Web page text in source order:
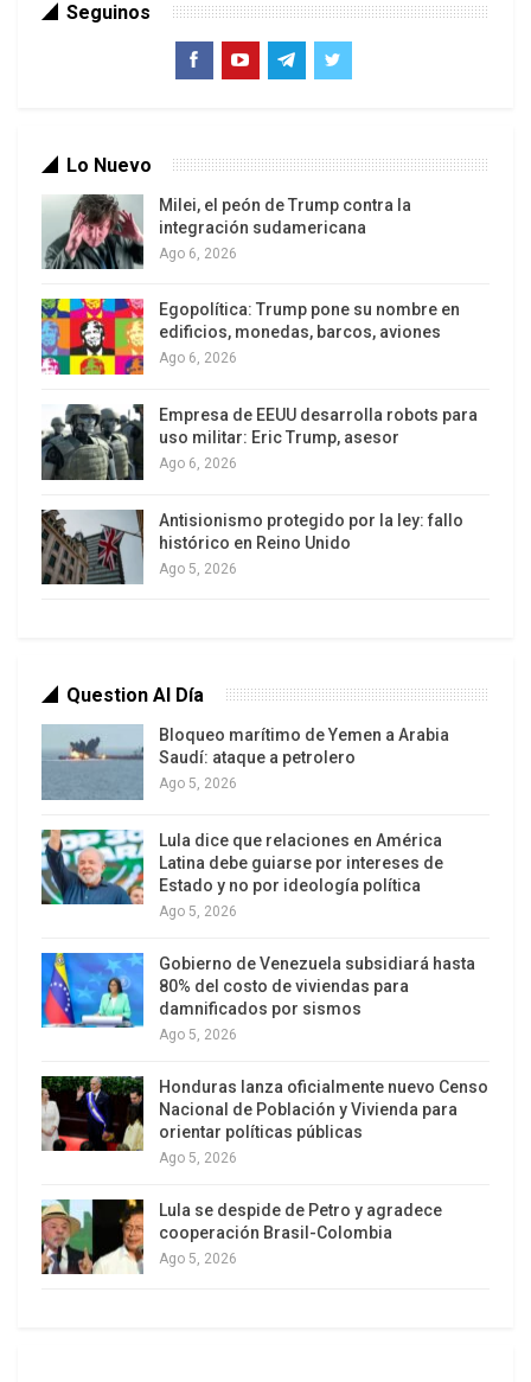
emergentes y disruptivas”. También señala la
necesidad de combatir las prácticas comerciales
de sus adversarios y/o enemigos, y define nuevas
documento– como dimensiones de tratamiento
militar.
“Abordaremos –especifica la declaración firmada
por los jefes de Estado– de acuerdo con nuestro
enfoque de 360 grados, en los dominios terrestre,
aéreo, marítimo, cibernético y espacial, y contra
gobiernos, el sector privado y la academia para
reforzar nuestra ventaja tecnológica”.
Todas las esferas de la vida pasan a estar
militarizadas en “operaciones de alta intensidad y
multidominio”. La referencia a los procesos
migratorios, conceptualizados como una
problemática bélica, permite explicar los trágicos
sucesos acaecidos en San Antonio –donde
murieron asfixiadas 46 personas en un camión
con acoplado– y la masacre de Melilla, donde
fueron asesinados 37 africanos que buscaban
escapar del hambre y la guerra.
La cumbre de Madrid extiende las concepciones
planteadas en 2010, referidas a las “amenazas a
la seguridad no relacionadas con conflictos
armados”, así como las relacionadas con la “la
seguridad energética, las cadenas mundiales de
Seguinos
Lo Nuevo
Milei, el peón de Trump contra la
integración sudamericana
Ago 6, 2026
Egopolítica: Trump pone su nombre en
edificios, monedas, barcos, aviones
Ago 6, 2026
Empresa de EEUU desarrolla robots para
uso militar: Eric Trump, asesor
Ago 6, 2026
Antisionismo protegido por la ley: fallo
histórico en Reino Unido
Ago 5, 2026
Question Al Día
Bloqueo marítimo de Yemen a Arabia
Saudí: ataque a petrolero
Ago 5, 2026
Lula dice que relaciones en América
Latina debe guiarse por intereses de
Estado y no por ideología política
Ago 5, 2026
Gobierno de Venezuela subsidiará hasta
80% del costo de viviendas para
damnificados por sismos
Ago 5, 2026
Honduras lanza oficialmente nuevo Censo
Nacional de Población y Vivienda para
orientar políticas públicas
Ago 5, 2026
Lula se despide de Petro y agradece
cooperación Brasil-Colombia
Ago 5, 2026